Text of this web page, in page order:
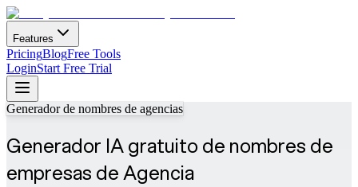
Features
PricingBlogFree Tools
LoginStart Free Trial
Generador de nombres de agencias
Generador IA gratuito de nombres de
empresas de Agencia